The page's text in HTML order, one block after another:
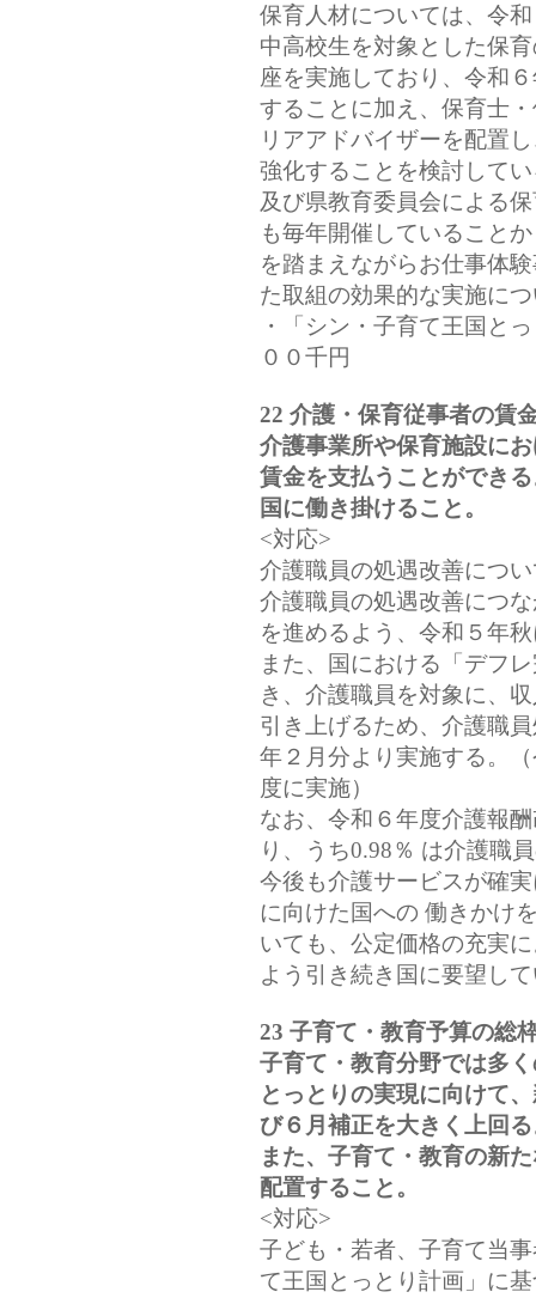
保育人材については、令
中高校生を対象とした保
座を実施しており、令和
することに加え、保育士
リアアドバイザーを配置
強化することを検討して
及び県教育委員会による
も毎年開催していること
を踏まえながらお仕事体
た取組の効果的な実施に
・「シン・子育て王国と
００千円
22 介護・保育従事者の賃
介護事業所や保育施設に
賃金を支払うことができ
国に働き掛けること。
<対応>
介護職員の処遇改善につ
介護職員の処遇改善につ
を進めるよう、令和５年
また、国における「デフ
き、介護職員を対象に、
引き上げるため、介護職
年２月分より実施する。
度に実施）
なお、令和６年度介護報
り、うち0.98％ は介護職
今後も介護サービスが確
に向けた国への 働きかけ
いても、公定価格の充実
よう引き続き国に要望し
23 子育て・教育予算の総
子育て・教育分野では多
とっとりの実現に向けて
び６月補正を大きく上回
また、子育て・教育の新
配置すること。
<対応>
子ども・若者、子育て当
て王国とっとり計画」に